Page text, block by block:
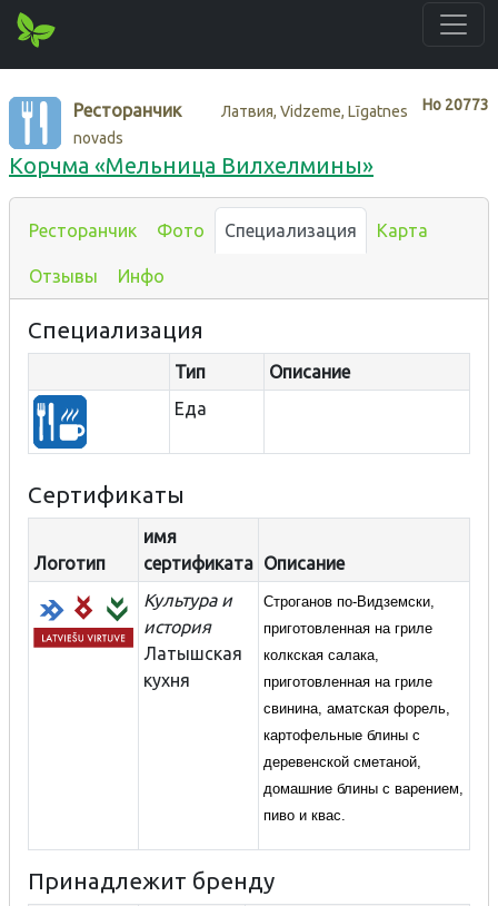
Нo 20773
Ресторанчик
Латвия, Vidzeme, Līgatnes
novads
Корчма «Мельница Вилхелмины»
Ресторанчик Фото Специализация Карта
Отзывы Инфо
Специализация
Тип
Описание
Еда
Сертификаты
Логотип
имя
сертификата Описание
Культура и
история
Латышская
кухня
Строганов по-Видземски,
приготовленная на гриле
колкская салака,
приготовленная на гриле
свинина, аматская форель,
картофельные блины с
деревенской сметаной,
домашние блины с варением,
пиво и квас.
Принадлежит бренду